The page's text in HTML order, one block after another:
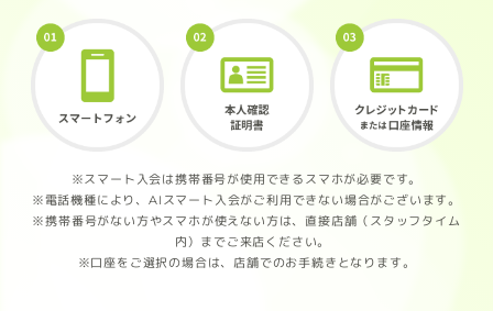
※スマート入会は携帯番号が使用できるスマホが必要です。
※電話機種により、AIスマート入会がご利用できない場合がございます。
※携帯番号がない方やスマホが使えない方は、直接店舗（スタッフタイム
内）までご来店ください。
※口座をご選択の場合は、店舗でのお手続きとなります。